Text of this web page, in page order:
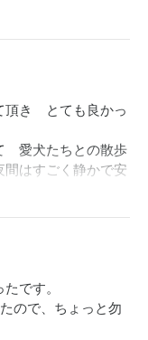
しく今回はラッキ
で見学や美味しい
休める素敵なRV
。
設置してもらえた
き　とても良かっ
　愛犬たちとの散歩
間はすごく静かで安
がとうございまし
です。
ので、ちょっと勿